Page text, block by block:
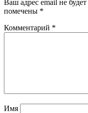
Ваш адрес email не
помечены *
Комментарий *
Имя